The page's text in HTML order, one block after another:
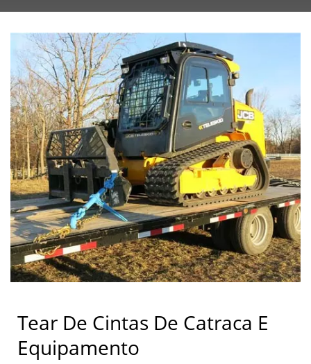
Orçamento Gratuito -
Kyang Yhe (KY)
Tear De Cintas De Catraca E
Equipamento